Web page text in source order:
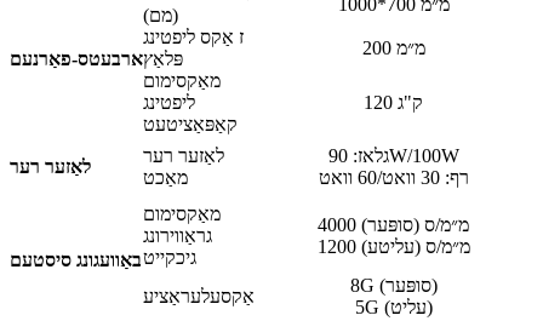
ארבעטס-פאַרנעם
(מם)
1000*700 מ״מ
ז אַקס ליפטינג
פּלאַץ
200 מ״מ
מאַקסימום
ליפטינג
קאַפּאַציטעט
120 ק"ג
לאַזער רער
לאַזער רער
מאַכט
גלאז: 90W/100W
רף: 30 וואט/60 וואט
באַוועגונג סיסטעם
מאַקסימום
גראַווירונג
גיכקייט
4000 מ״מ/ס (סופּער)
1200 מ״מ/ס (עליטע)
אַקסעלעראַציע
8G (סופּער)
5G (עליט)